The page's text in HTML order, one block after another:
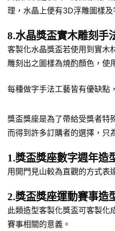
理，水晶上便有3D浮雕圖樣
8.水晶獎盃實木雕刻手
客製化水晶獎盃若使用到實木
雕刻出之圖樣為燒酌顏色，使
每種做字手法工藝皆有優缺點
獎盃獎座是為了帶給受獎者特
而得到許多訂購者的選擇，只
1.獎盃獎座數字週年造
用開門見山較為直觀的方式表
2.獎盃獎座運動賽事造
此類造型客製化獎盃可客製化
賽事相關的意義。